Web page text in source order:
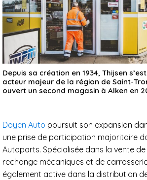
Depuis sa création en 1934, Thijsen
acteur majeur de la région de Saint-
ouvert un second magasin à Alken en
Doyen Auto poursuit son expansion
une prise de participation majoritaire
Autoparts. Spécialisée dans la vente
rechange mécaniques et de
également active dans la distribution